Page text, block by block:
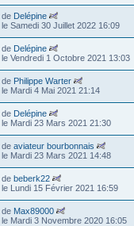
de Delépine
le Samedi 30 Juillet 2022 16:09
de Delépine
le Vendredi 1 Octobre 2021 13:03
de Philippe Warter
le Mardi 4 Mai 2021 21:14
de Delépine
le Mardi 23 Mars 2021 21:30
deaviateur bourbonnais
le Mardi 23 Mars 2021 14:48
debeberk22
le Lundi 15 Février 2021 16:59
de Max89000
le Mardi 3 Novembre 2020 16:05